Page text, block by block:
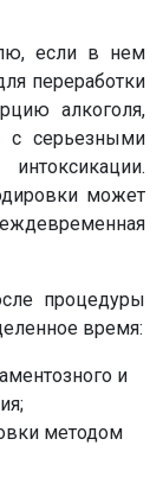
если в нем
переработки
алкоголя,
с серьезными
может
процедуры
время:
и
методом